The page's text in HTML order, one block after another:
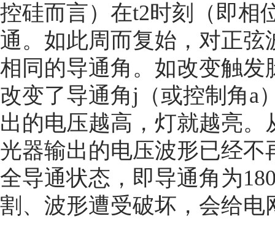
控硅而言）在t2时刻（即相
通。如此周而复始，对正
相同的导通角。如改变触
改变了导通角j（或控制角a
出的电压越高，灯就越亮
光器输出的电压波形已经
全导通状态，即导通角为
割、波形遭受破坏，会给